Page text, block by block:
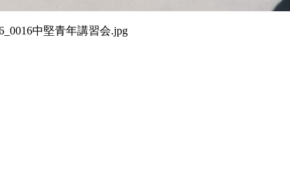
中堅青年講習会.jpg